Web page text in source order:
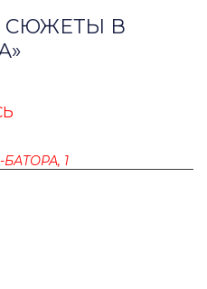
СЮЖЕТЫ В
1